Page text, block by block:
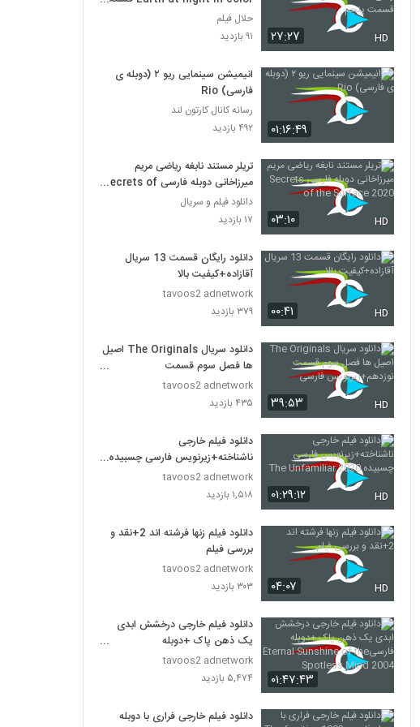
۲۷:۲۷ HD
پنجم
حلال فیلم
۹۱ بازدید
۰۱:۱۶:۴۹
انیمیشن‌ سینمایی ریو ۲ (دوبله ی
فارسی) Rio
رسانه کانال کارتون لند
۴۹۲ بازدید
۰۳:۱۰ HD
تریلر مستند نابغه ریاضی مریم
میرزاخانی دوبله فارسی Secrets of
the Surface 2020
دانلود فیلم و سریال
۱۷ بازدید
۰۰:۴۱ HD
دانلود رایگان قسمت 13 سریال
آقازاده+کیفیت بالا
tavoos2 adnetwork
۳۷۹ بازدید
۳۹:۵۳ HD
دانلود سریال The Originals اصیل
ها فصل سوم قسمت
نوزدهم+زیرنویس فارسی
tavoos2 adnetwork
۴۳۵ بازدید
۰۱:۲۹:۱۲ HD
دانلود فیلم خارجی
ناشناخته+زیرنویس فارسی چسبیده
The Unfamiliar 2020
tavoos2 adnetwork
۱,۵۱۸ بازدید
۰۴:۰۷ HD
دانلود فیلم زنها فرشته اند 2+نقد و
بررسی فیلم
tavoos2 adnetwork
۳۰۳ بازدید
۰۱:۴۷:۴۳
دانلود فیلم خارجی درخشش ابدی
یک ذهن پاک +دوبله
فارسیEternal Sunshine of the
Spotless Mind 2004
tavoos2 adnetwork
۵,۴۷۴ بازدید
دانلود فیلم خارجی فراری با دوبله